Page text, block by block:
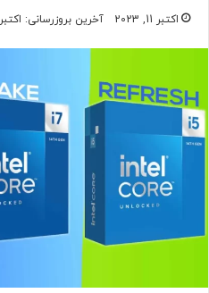
اکتبر 11, 2023 آخرین بروزرسانی: اکتبر 11, 2023